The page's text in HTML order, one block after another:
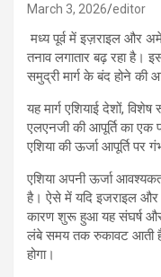
March 3, 2026 editor
मध्य पूर्व में इज़राइल और
तनाव लगातार बढ़ रहा है।
समुद्री मार्ग के बंद होने की
यह मार्ग एशियाई देशों,
एलएनजी की आपूर्ति का एक
एशिया की ऊर्जा आपूर्ति
एशिया अपनी ऊर्जा
है। ऐसे में यदि इजराइल और
कारण शुरू हुआ यह संघर्ष और
लंबे समय तक रुकावट आती है,
होगा।